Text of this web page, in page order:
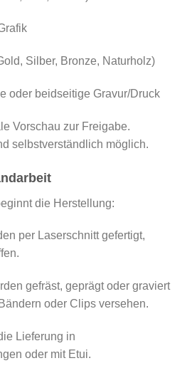
Silber, Bronze, Naturholz)
oder beidseitige Gravur/Druck
Vorschau zur Freigabe.
selbstverständlich möglich.
die Herstellung:
per Laserschnitt gefertigt,
gefräst, geprägt oder graviert
oder Clips versehen.
Lieferung in
oder mit Etui.